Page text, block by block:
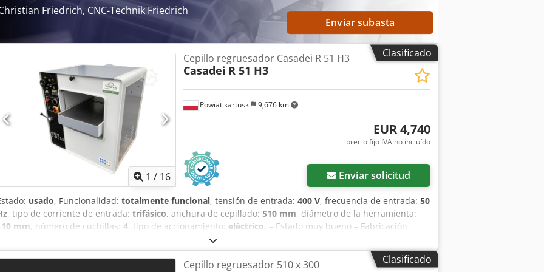
Dsfx Af Aja Financiación y transporte: • Organizamos el transporte con la flota de MDD,
de paquetería o transportistas externos • Ofrecemos apoyo financiero en forma de leasing o
Friedrich, CNC-Technik Friedrich
Enviar subasta
Clasificado
1 / 16
Powiat kartuski 9,676 km
Cepillo regruesador Casadei R 51 H3
Casadei R 51 H3
EUR 4,740
precio fijo IVA no incluído
Enviar solicitud
usado, Funcionalidad: totalmente funcional, tensión de entrada: 400 V, frecuencia de entrada: 50
, tipo de corriente de entrada: trifásico, anchura de cepillado: 510 mm, diámetro de la herramienta:
mm, número de cuchillas: 4, tipo de accionamiento: eléctrico, – Estado muy bueno – Fabricación
italiana – Funcionamiento silencioso Csdpfx Aozcpf Tsf Aoha CARACTERÍSTICAS TÉCNICAS: – Ancho de
510 mm – Altura de cepillado: 250 mm – Potencia del motor: 4 kW – Número de cuchillas: 4
unidades – Diámetro del eje: 110 mm – Rodillo de alimentación en la mesa – Ajuste eléctrico de la altura –
Clasificado
Cepillo regruesador 510 x 300